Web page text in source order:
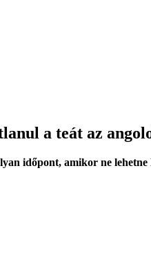
a teát az
időpont, amikor ne